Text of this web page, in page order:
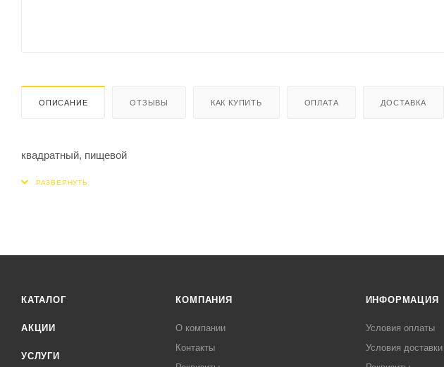
ОПИСАНИЕ ОТЗЫВЫ КАК КУПИТЬ ОПЛАТА ДОСТАВКА
квадратный, пищевой
КАТАЛОГ
АКЦИИ
УСЛУГИ
КОМПАНИЯ
О компании
Контакты
ИНФОРМАЦИЯ
Условия оплаты
Условия доставки